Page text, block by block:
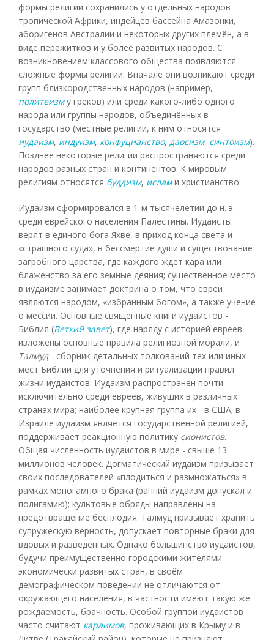
формы религии сохранились у отдельных народов
тропической Африки, индейцев бассейна Амазонки,
аборигенов Австралии и некоторых других племён, а в
виде пережитков и у более развитых народов. С
возникновением классового общества появляются
сложные формы религии. Вначале они возникают среди
групп близкородственных народов (например,
политеизму греков) или среди какого-либо одного
народа или группы народов, объединённых в
государство (местные религии, к ним относятся
иудаизм, индуизм, конфуцианство, даосизм, синтоизм).
Позднее некоторые религии распространяются среди
народов разных стран и континентов. К мировым
религиям относятся буддизм, ислами христианство.
Иудаизм сформировался в 1-м тысячелетии до н. э.
среди еврейского населения Палестины. Иудаисты
верят в единого бога Яхве, в приход конца света и
«страшного суда», в бессмертие души и существование
загробного царства, где каждого ждет кара или
блаженство за его земные деяния; существенное место
в иудаизме занимает доктрина о том, что евреи
являются народом, «избранным богом», а также учение
о мессии. Основные священные книги иудаистов -
Библия (Ветхий завет), где наряду с историей евреев
изложены основные правила религиозной морали, и
Талмуд- сборник детальных толкований тех или иных
мест Библии для уточнения и ритуализации правил
жизни иудаистов. Иудаизм распространен почти
исключительно среди евреев, живущих в различных
странах мира; наиболее крупная группа их - в США; в
Израиле иудаизм является государственной религией,
поддерживает реакционную политику сионистов.
Общая численность иудаистов в мире - свыше 13
миллионов человек. Догматический иудаизм призывает
своих последователей «плодиться и размножаться» в
рамках моногамного брака (ранний иудаизм допускал и
полигамию); культовые обряды направлены на
предотвращение бесплодия. Талмуд призывает хранить
супружескую верность, допускает повторные браки для
вдовых и разведенных. Однако большинство иудаистов,
будучи преимущественно городскими жителями
экономически развитых стран, в своём
демографическом поведении не отличаются от
окружающего населения, в частности имеют такую же
рождаемость, брачность. Особой группой иудаистов
часто считают караимов, проживающих в Крыму и в